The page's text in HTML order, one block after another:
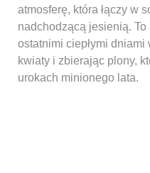
atmosferę, która łączy w
nadchodzącą jesienią.
ostatnimi ciepłymi
kwiaty i zbierając plony,
urokach minionego lata.